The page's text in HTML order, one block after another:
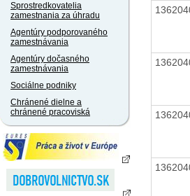
Sprostredkovatelia
zamestnania za úhradu
Agentúry podporovaného
zamestnávania
Agentúry dočasného
zamestnávania
Sociálne podniky
Chránené dielne a
chránené pracoviská